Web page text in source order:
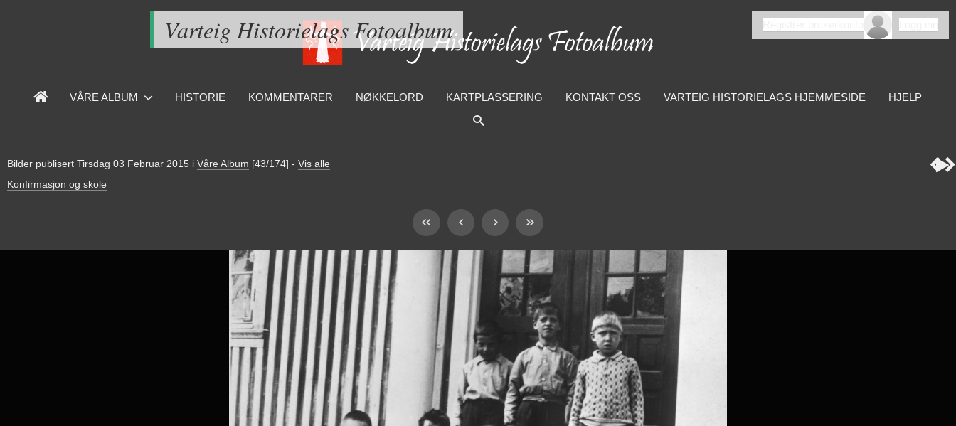
Varteig Historielags Fotoalbum
VÅRE ALBUM HISTORIE KOMMENTARER NØKKELORD KARTPLASSERING KONTAKT OSS VARTEIG HISTORIELAGS HJEMMESIDE HJELP
Bilder publisert Tirsdag 03 Februar 2015 i Våre Album [43/174] - Vis alle
Konfirmasjon og skole
